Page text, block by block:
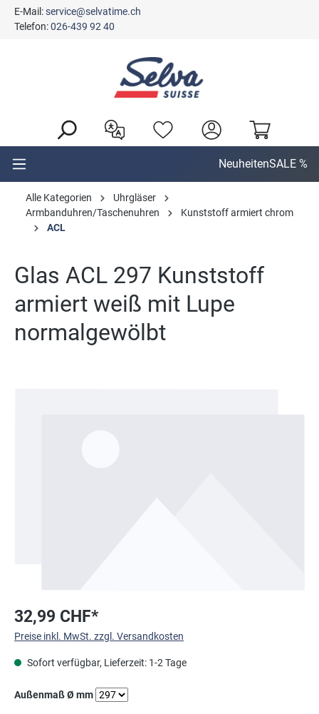
springen
E-Mail:service@selvatime.ch
Telefon:026-439 92 40
NeuheitenSALE %
Alle Kategorien
Uhrgläser
Armbanduhren/Taschenuhren
Kunststoff armiert chrom
ACL
Glas ACL 297 Kunststoff
armiert weiß mit Lupe
normalgewölbt
32,99 CHF*
Preise inkl. MwSt. zzgl. Versandkosten
Sofort verfügbar, Lieferzeit: 1-2 Tage
Außenmaß Ø mmauswählen